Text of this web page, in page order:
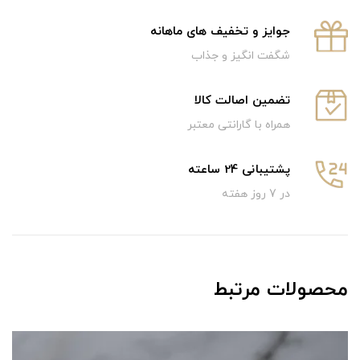
جوایز و تخفیف های ماهانه
شگفت انگیز و جذاب
تضمین اصالت کالا
همراه با گارانتی معتبر
پشتیبانی 24 ساعته
در 7 روز هفته
محصولات مرتبط